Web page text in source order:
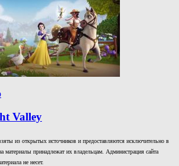
Valley
из открытых источников и предоставляются исключительно в
материалы принадлежат их владельцам. Администрация сайта
не несет.